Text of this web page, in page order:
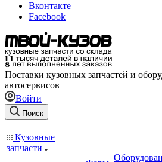
Вконтакте
Facebook
Поставки кузовных запчастей и
автосервисов
Войти
Поиск
Кузовные
запчасти